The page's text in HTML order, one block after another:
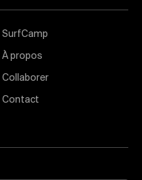
SurfCamp
À propos
Collaborer
Contact